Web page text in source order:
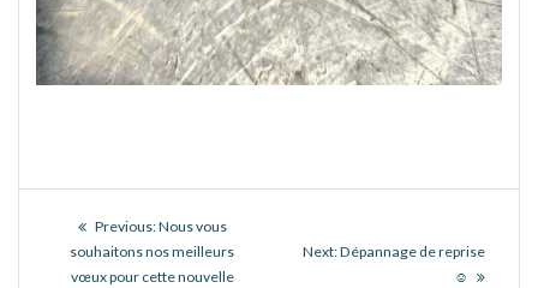
Navigation
Previous:Previous
post:
Nous vous
souhaitons nos meilleurs
vœux pour cette nouvelle
Next:Next
Dépannage de reprise
☺